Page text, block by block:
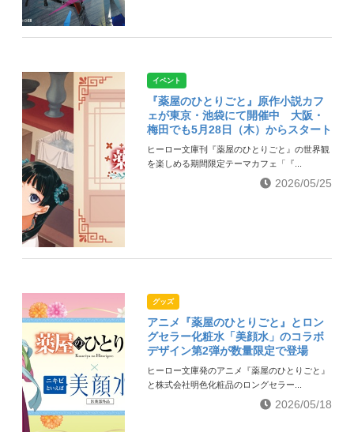
イベント
『薬屋のひとりごと』原作小説カフ
ェが東京・池袋にて開催中 大阪・
梅田でも5月28日（木）からスタート
ヒーロー文庫刊『薬屋のひとりごと』の世界観
を楽しめる期間限定テーマカフェ「『...
2026/05/25
グッズ
アニメ『薬屋のひとりごと』とロン
グセラー化粧水「美顔水」のコラボ
デザイン第2弾が数量限定で登場
ヒーロー文庫発のアニメ『薬屋のひとりごと』
と株式会社明色化粧品のロングセラー...
2026/05/18